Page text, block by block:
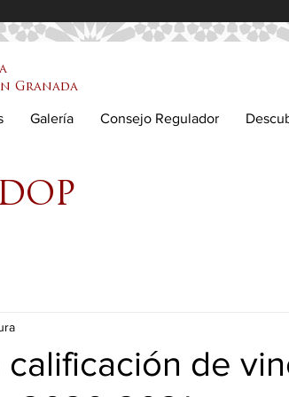
Granada
Galería Consejo Regulador
de